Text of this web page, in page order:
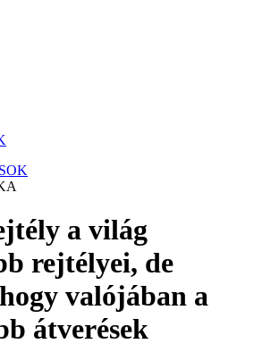
a világ
rejtélyei, de
valójában a
átverések